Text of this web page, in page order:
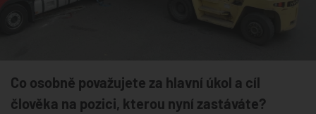
Co osobně považujete za hlavní úkol a cíl
člověka na pozici, kterou nyní zastáváte?